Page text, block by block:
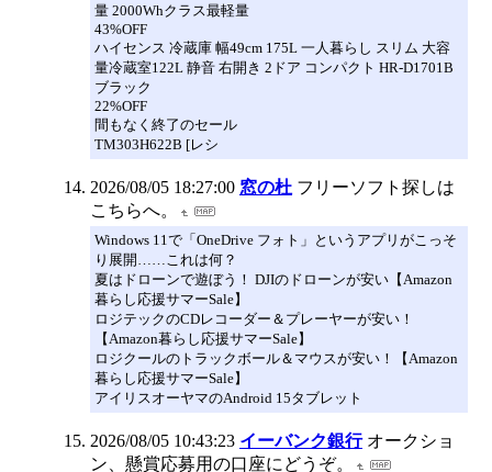
量 2000Whクラス最軽量
43%OFF
ハイセンス 冷蔵庫 幅49cm 175L 一人暮らし スリム 大容
量冷蔵室122L 静音 右開き 2ドア コンパクト HR-D1701B
ブラック
22%OFF
間もなく終了のセール
TM303H622B [レシ
2026/08/05 18:27:00 窓の杜 フリーソフト探しは
こちらへ。
Windows 11で「OneDrive フォト」というアプリがこっそ
り展開……これは何？
夏はドローンで遊ぼう！ DJIのドローンが安い【Amazon
暮らし応援サマーSale】
ロジテックのCDレコーダー＆プレーヤーが安い！
【Amazon暮らし応援サマーSale】
ロジクールのトラックボール＆マウスが安い！【Amazon
暮らし応援サマーSale】
アイリスオーヤマのAndroid 15タブレット
2026/08/05 10:43:23 イーバンク銀行 オークショ
ン、懸賞応募用の口座にどうぞ。